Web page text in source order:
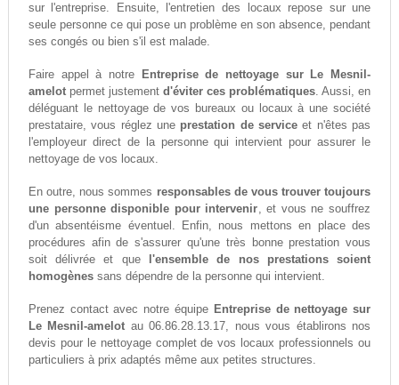
sur l'entreprise. Ensuite, l'entretien des locaux repose sur une
seule personne ce qui pose un problème en son absence, pendant
ses congés ou bien s'il est malade.
Faire appel à notre
Entreprise de nettoyage sur Le Mesnil-
amelotpermet justement d'éviter ces problématiques. Aussi, en
déléguant le nettoyage de vos bureaux ou locaux à une société
prestataire, vous réglez une prestation de service et n'êtes pas
l'employeur direct de la personne qui intervient pour assurer le
nettoyage de vos locaux.
En outre, nous sommes responsables de vous trouver toujours
une personne disponible pour intervenir, et vous ne souffrez
d'un absentéisme éventuel. Enfin, nous mettons en place des
procédures afin de s'assurer qu'une très bonne prestation vous
soit délivrée et que
l'ensemble de nos prestations soient
homogènessans dépendre de la personne qui intervient.
Prenez contact avec notre équipe Entreprise de nettoyage sur
Le Mesnil-amelot au 06.86.28.13.17, nous vous établirons nos
devis pour le nettoyage complet de vos locaux professionnels ou
particuliers à prix adaptés même aux petites structures.